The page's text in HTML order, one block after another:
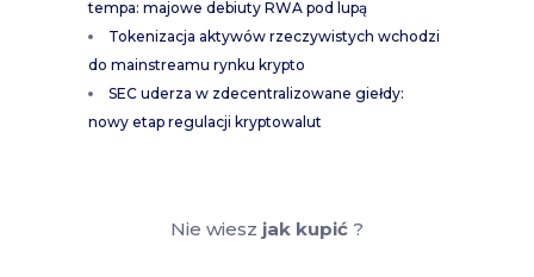
tempa: majowe debiuty RWA pod lupą
Tokenizacja aktywów rzeczywistych wchodzi
do mainstreamu rynku krypto
SEC uderza w zdecentralizowane giełdy:
nowy etap regulacji kryptowalut
Nie wiesz jak kupić?